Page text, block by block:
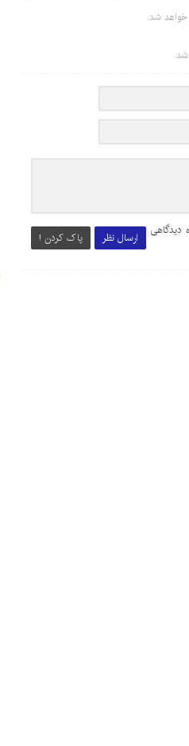
شد.
شد.
ارسال نظر پاک کردن !
دیدگاهی